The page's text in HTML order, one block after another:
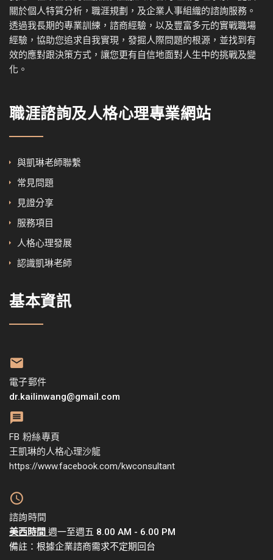
關於個人特質分析，職涯規劃，及企業人事組織的諮詢服務。
透過我長期的專業訓練，諮商經驗，以及豐富多元的實戰職場
經驗，協助您追求自我實現，發掘人際問題的根源，並找到有
效的應對跟決策方式，讓您更有自信地面對人生中的挑戰及變
化。
職涯諮詢及人格心理專業網站
與凱琳老師聯繫
常見問題
見證分享
服務項目
人格心理發展
認識凱琳老師
基本資訊
電子郵件
dr.kailinwang@gmail.com
FB 粉絲專頁
王凱琳的人格心理沙龍
https://www.facebook.com/kwconsultant
諮詢時間
美西時間 週一至週五 8.00 AM - 6.00 PM
備註：根據企業諮商需求不定期回台